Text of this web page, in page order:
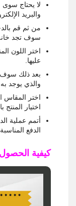
لا يحتاج سوى
والبريد
من ثم قم
سوف تجد خانة
اختر اللون
عليها.
بعد ذلك سوف
والذي يوجد
اختر المقاس
اختيار
أتمم عملية
الدفع
كيفية